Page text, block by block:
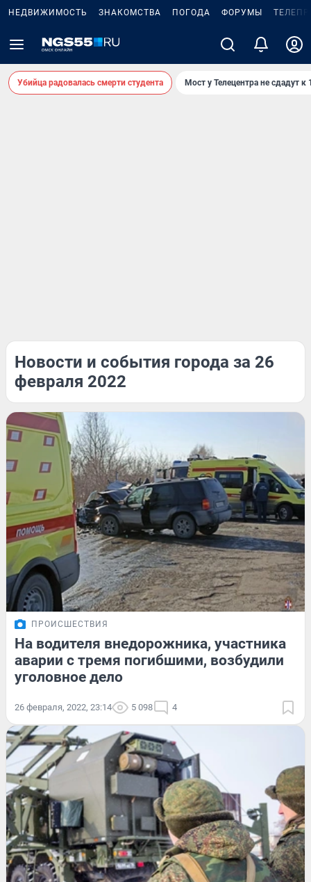
НЕДВИЖИМОСТЬ ЗНАКОМСТВА ПОГОДА ФОРУМЫ
Убийца радовалась смерти студента Мост у Телецентра не сдадут к
Новости и события города за 26
февраля 2022
ПРОИСШЕСТВИЯ
На водителя внедорожника, участника
аварии с тремя погибшими, возбудили
уголовное дело
26 февраля, 2022, 23:14 5 098 4